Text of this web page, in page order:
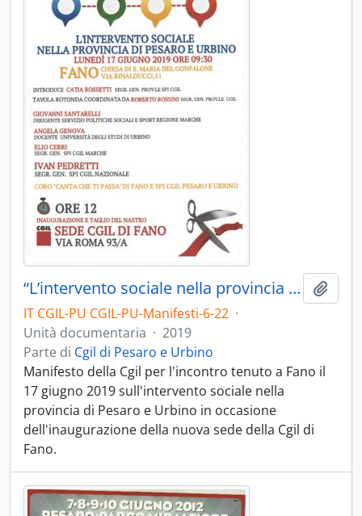
“L’intervento sociale nella provincia di Pesaro e Urbino” - 2019
IT CGIL-PU CGIL-PU-Manifesti-6-22 ·
Unità documentaria · 2019
Parte di Cgil di Pesaro e Urbino
Manifesto della Cgil per l'incontro tenuto a Fano il
17 giugno 2019 sull'intervento sociale nella
provincia di Pesaro e Urbino in occasione
dell'inaugurazione della nuova sede della Cgil di
Fano.